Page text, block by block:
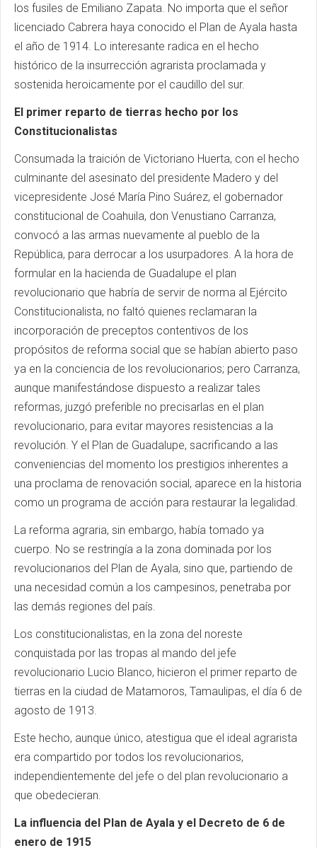
los fusiles de Emiliano Zapata. No importa que el señor
licenciado Cabrera haya conocido el Plan de Ayala hasta
el año de 1914. Lo interesante radica en el hecho
histórico de la insurrección agrarista proclamada y
sostenida heroicamente por el caudillo del sur.
El primer reparto de tierras hecho por los
Constitucionalistas
Consumada la traición de Victoriano Huerta, con el hecho
culminante del asesinato del presidente Madero y del
vicepresidente José María Pino Suárez, el gobernador
constitucional de Coahuila, don Venustiano Carranza,
convocó a las armas nuevamente al pueblo de la
República, para derrocar a los usurpadores. A la hora de
formular en la hacienda de Guadalupe el plan
revolucionario que habría de servir de norma al Ejército
Constitucionalista, no faltó quienes reclamaran la
incorporación de preceptos contentivos de los
propósitos de reforma social que se habían abierto paso
ya en la conciencia de los revolucionarios; pero Carranza,
aunque manifestándose dispuesto a realizar tales
reformas, juzgó preferible no precisarlas en el plan
revolucionario, para evitar mayores resistencias a la
revolución. Y el Plan de Guadalupe, sacrificando a las
conveniencias del momento los prestigios inherentes a
una proclama de renovación social, aparece en la historia
como un programa de acción para restaurar la legalidad.
La reforma agraria, sin embargo, había tomado ya
cuerpo. No se restringía a la zona dominada por los
revolucionarios del Plan de Ayala, sino que, partiendo de
una necesidad común a los campesinos, penetraba por
las demás regiones del país.
Los constitucionalistas, en la zona del noreste
conquistada por las tropas al mando del jefe
revolucionario Lucio Blanco, hicieron el primer reparto de
tierras en la ciudad de Matamoros, Tamaulipas, el día 6 de
agosto de 1913.
Este hecho, aunque único, atestigua que el ideal agrarista
era compartido por todos los revolucionarios,
independientemente del jefe o del plan revolucionario a
que obedecieran.
La influencia del Plan de Ayala y el Decreto de 6 de
enero de 1915